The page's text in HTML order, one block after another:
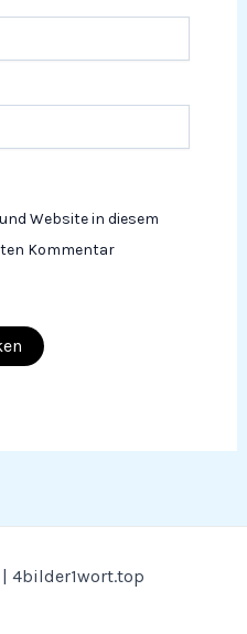
Website in diesem
Kommentar
4bilder1wort.top